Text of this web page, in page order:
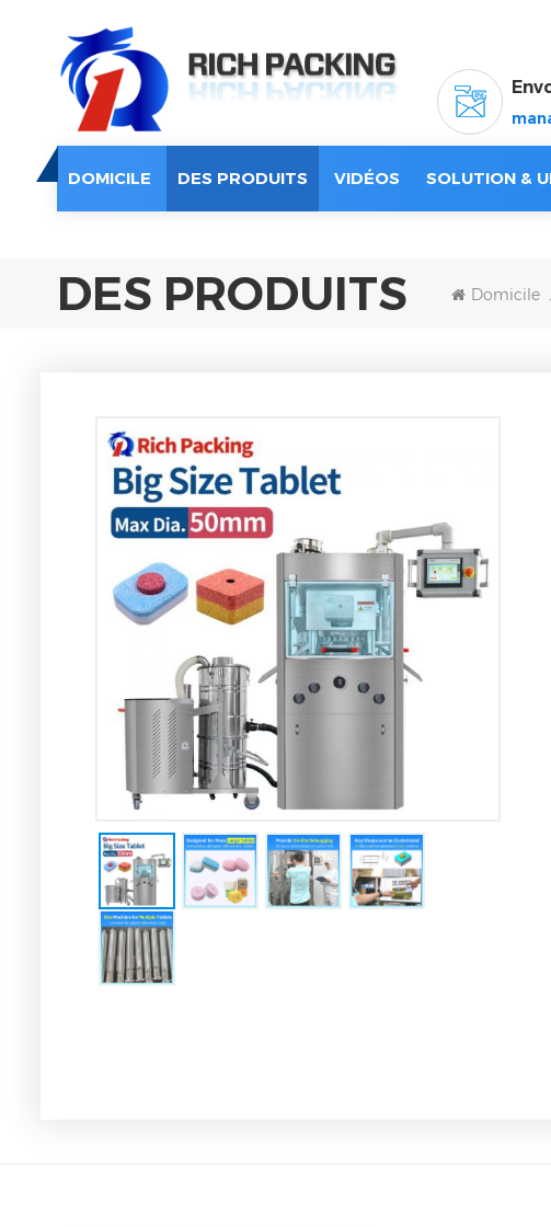
DOMICILE DES PRODUITS VIDÉOS SOLUTION &
DES PRODUITS Domicile